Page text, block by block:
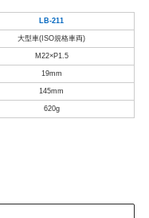
LB-211
大型車(ISO規格車両)
M22×P1.5
19mm
145mm
620g